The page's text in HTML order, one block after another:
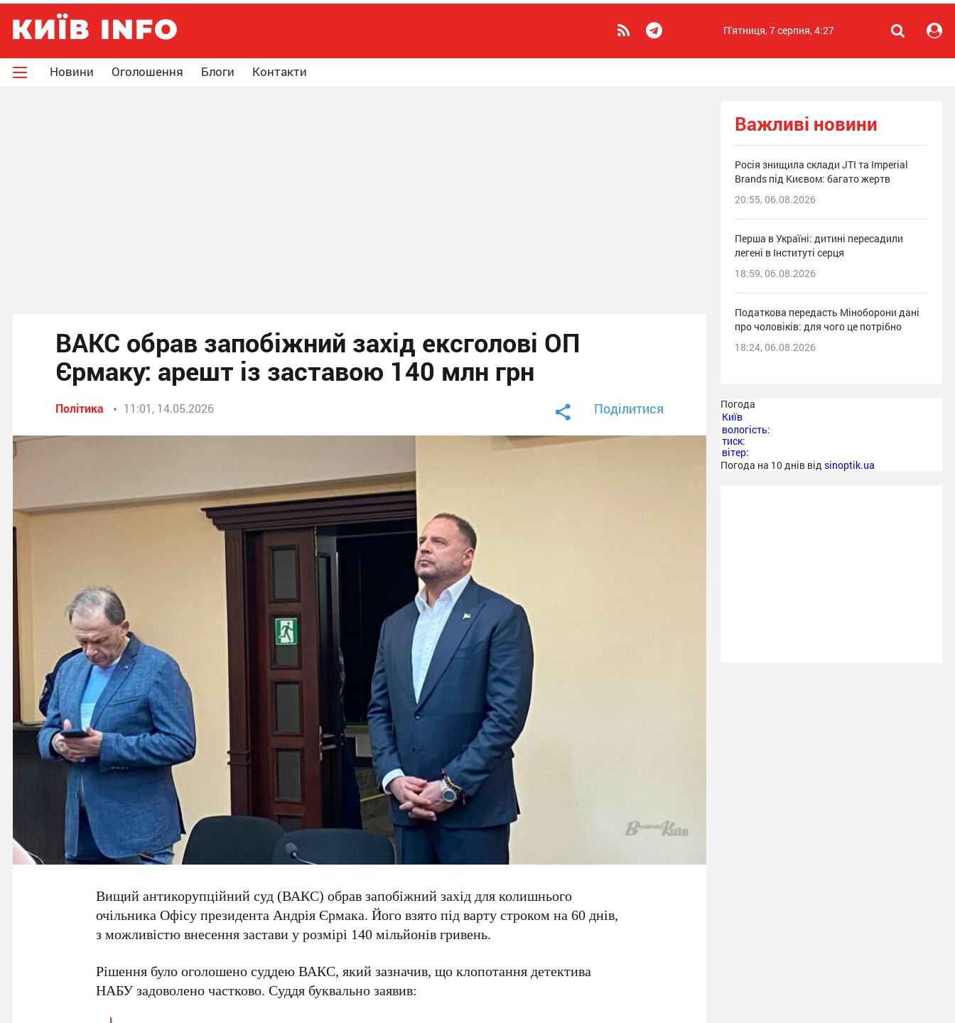
П'ятниця, 7 серпня, 4:27
Новини Оголошення Блоги Контакти
ВАКС обрав запобіжний захід ексголові ОП
Єрмаку: арешт із заставою 140 млн грн
Політика 11:01, 14.05.2026 Поділитися
Вищий антикорупційний суд (ВАКС) обрав запобіжний захід для колишнього
очільника Офісу президентаАндрія Єрмака. Його взято під варту строком на60 днів,
з можливістю внесення застави у розмірі 140 мільйонів гривень.
Рішення було оголошено суддею ВАКС, який зазначив, що клопотання детектива
НАБУзадоволено частково. Суддя буквально заявив:
Важливі новини
Росія знищила склади JTI та Imperial
Brands під Києвом: багато жертв
20:55, 06.08.2026
Перша в Україні: дитині пересадили
легені в Інституті серця
18:59, 06.08.2026
Податкова передасть Міноборони дані
про чоловіків: для чого це потрібно
18:24, 06.08.2026
Погода
Київ
вологість:
тиск:
вітер:
Погода на 10 днів від sinoptik.ua